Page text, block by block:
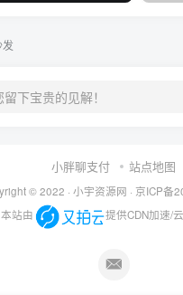
下宝贵的见解！
小胖聊支付 站点地图
© 2022 · 小宇资源网 · 京ICP备
本站由
提供CDN加速/